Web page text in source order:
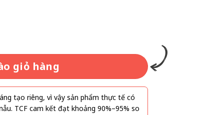
giỏ hàng
tạo riêng, vì vậy sản phẩm thực tế có
TCF cam kết đạt khoảng 90%–95% so